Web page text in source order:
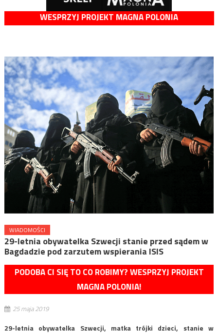
WESPRZYJ PROJEKT MAGNA POLONIA
WIADOMOŚCI
29-letnia obywatelka Szwecji stanie przed sądem w
Bagdadzie pod zarzutem wspierania ISIS
PODOBA CI SIĘ TO CO ROBIMY? WESPRZYJ PROJEKT
MAGNA POLONIA!
25 maja 2019
29-letnia obywatelka Szwecji, matka trójki dzieci, stanie w